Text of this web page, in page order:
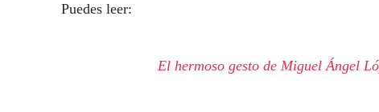
Puedes leer:
El hermoso gesto de Miguel Ángel